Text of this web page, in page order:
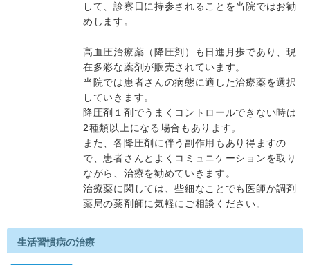
して、診察日に持参されることを当院ではお勧
めします。
高血圧治療薬（降圧剤）も日進月歩であり、現
在多彩な薬剤が販売されています。
当院では患者さんの病態に適した治療薬を選択
していきます。
降圧剤１剤でうまくコントロールできない時は
2種類以上になる場合もあります。
また、各降圧剤に伴う副作用もあり得ますの
で、患者さんとよくコミュニケーションを取り
ながら、治療を勧めていきます。
治療薬に関しては、些細なことでも医師か調剤
薬局の薬剤師に気軽にご相談ください。
生活習慣病の治療